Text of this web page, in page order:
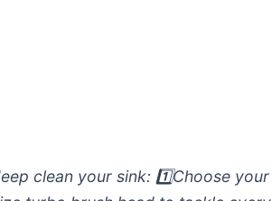
clean your sink: 1️⃣Choose